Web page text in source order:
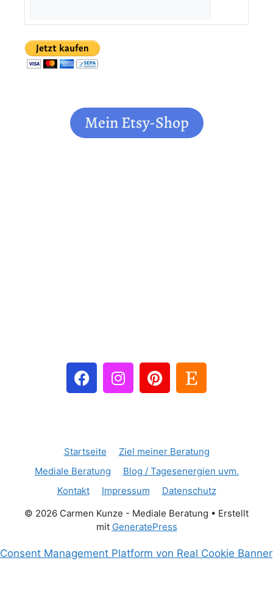
Mein Etsy-Shop
Startseite
Ziel meiner Beratung
Mediale Beratung
Blog / Tagesenergien uvm.
Kontakt
Impressum
Datenschutz
© 2026 Carmen Kunze - Mediale Beratung • Erstellt
mit GeneratePress
Consent Management Platform von Real Cookie Banner